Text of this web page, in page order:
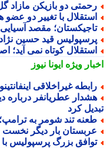
دو بازیکن مازاد گل
با تغییر دو عضو
مقصد آسیایی گل
قید حسین نژاد را
کوتاه نمی آید؛
ویژهایونا نیوز
غیراخلاقی اینفانتینو
عطریانفر درباره
کرد
تند شومر به ترامپ؛
بار دیگر نخست
بزرگ پرسپولیس با این